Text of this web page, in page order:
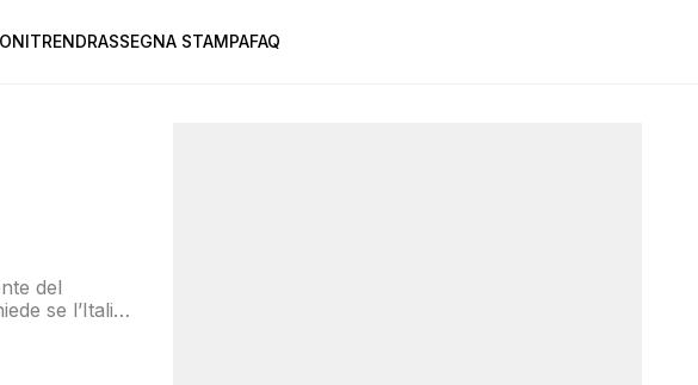
TRENDRASSEGNA STAMPAFAQ
del
se l’Italia